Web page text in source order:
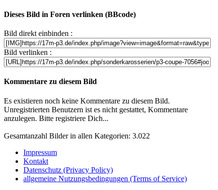
Dieses Bild in Foren verlinken (BBcode)
Bild direkt einbinden :
Bild verlinken :
Kommentare zu diesem Bild
Es existieren noch keine Kommentare zu diesem Bild.
Unregistrierten Benutzern ist es nicht gestattet, Kommentare
anzulegen. Bitte registriere Dich...
Gesamtanzahl Bilder in allen Kategorien: 3.022
Impressum
Kontakt
Datenschutz (Privacy Policy)
allgemeine Nutzungsbedingungen (Terms of Service)